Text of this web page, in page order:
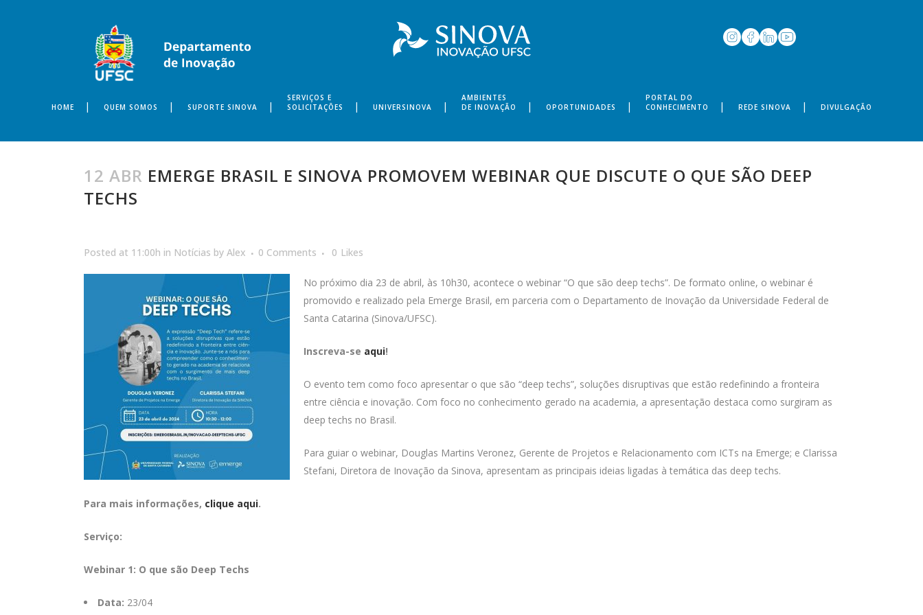
HOME QUEM SOMOS SUPORTE SINOVA
SERVIÇOS E
SOLICITAÇÕES
UNIVERSINOVA
AMBIENTES
DE INOVAÇÃO
OPORTUNIDADES
PORTAL DO
CONHECIMENTO
REDE SINOVA DIVULGAÇÃO
12 ABR EMERGE BRASIL E SINOVA PROMOVEM WEBINAR QUE DISCUTE O QUE SÃO DEEP
TECHS
Posted at 11:00h in Notícias by Alex 0 Comments 0 Likes
No próximo dia 23 de abril, às 10h30, acontece o webinar “O que são deep techs”. De formato online, o webinar é
promovido e realizado pela Emerge Brasil, em parceria com o Departamento de Inovação da Universidade Federal de
Santa Catarina (Sinova/UFSC).
Inscreva-se aqui!
O evento tem como foco apresentar o que são “deep techs”, soluções disruptivas que estão redefinindo a fronteira
entre ciência e inovação. Com foco no conhecimento gerado na academia, a apresentação destaca como surgiram as
deep techs no Brasil.
Para guiar o webinar, Douglas Martins Veronez, Gerente de Projetos e Relacionamento com ICTs na Emerge; e Clarissa
Stefani, Diretora de Inovação da Sinova, apresentam as principais ideias ligadas à temática das deep techs.
Para mais informações, clique aqui.
Serviço:
Webinar 1: O que são Deep Techs
Data: 23/04